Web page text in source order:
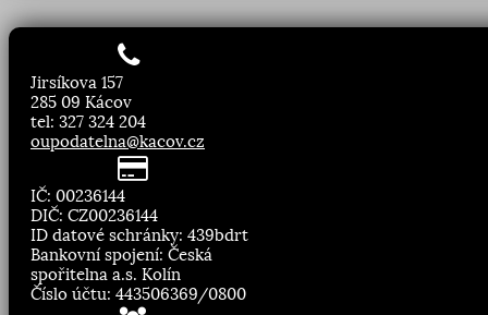
Jirsíkova 157
285 09 Kácov
tel: 327 324 204
oupodatelna@kacov.cz
IČ: 00236144
DIČ: CZ00236144
ID datové schránky: 439bdrt
Bankovní spojení: Česká
spořitelna a.s. Kolín
Číslo účtu: 443506369/0800